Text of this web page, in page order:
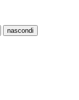
nascondi